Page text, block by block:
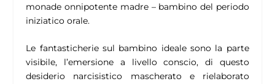
monade onnipotente madre – bambino del periodo
iniziatico orale.
Le fantasticherie sul bambino ideale sono la parte
visibile, l’emersione a livello conscio, di questo
desiderio narcisistico mascherato e rielaborato